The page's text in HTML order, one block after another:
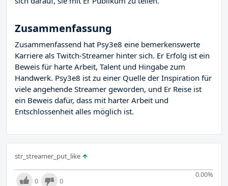
Zusammenfassung
Zusammenfassend hat Psy3e8 eine bemerkenswerte
Karriere als Twitch-Streamer hinter sich. Er Erfolg ist ein
Beweis für harte Arbeit, Talent und Hingabe zum
Handwerk. Psy3e8 ist zu einer Quelle der Inspiration für
viele angehende Streamer geworden, und Er Reise ist
ein Beweis dafür, dass mit harter Arbeit und
Entschlossenheit alles möglich ist.
str_streamer_put_like
0.00%
0 0